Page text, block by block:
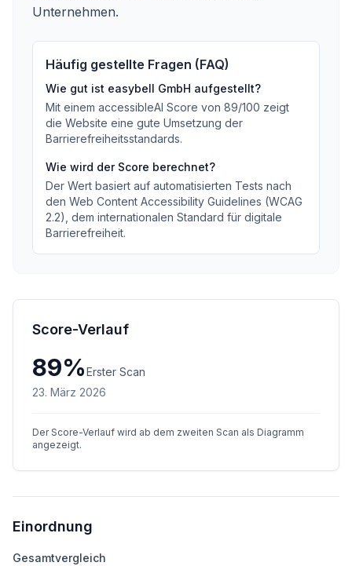
Unternehmen.
Häufig gestellte Fragen (FAQ)
Wie gut ist easybell GmbH aufgestellt?
Mit einem accessibleAI Score von 89/100 zeigt
die Website eine gute Umsetzung der
Barrierefreiheitsstandards.
Wie wird der Score berechnet?
Der Wert basiert auf automatisierten Tests nach
den Web Content Accessibility Guidelines (WCAG
2.2), dem internationalen Standard für digitale
Barrierefreiheit.
Score-Verlauf
89%Erster Scan
23. März 2026
Der Score-Verlauf wird ab dem zweiten Scan als Diagramm
angezeigt.
Einordnung
Gesamtvergleich